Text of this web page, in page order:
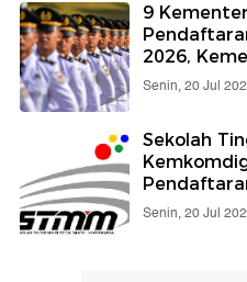
9
2026,
Senin, 20 Jul
Sekolah
Senin, 20 Jul